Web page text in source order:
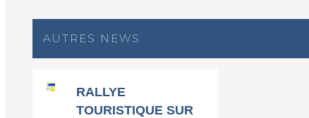
AUTRES NEWS
RALLYE
TOURISTIQUE SUR